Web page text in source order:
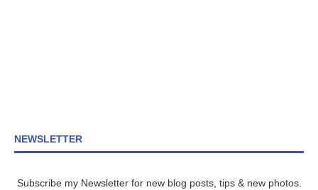
NEWSLETTER
Subscribe my Newsletter for new blog posts, tips & new photos.